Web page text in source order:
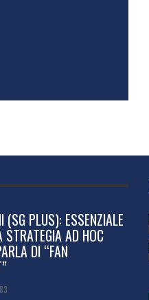
(SG PLUS): ESSENZIALE
STRATEGIA AD HOC
DI “FAN
83